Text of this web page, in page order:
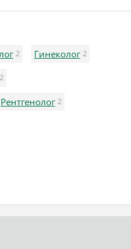
2 Гинеколог 2
2
Рентгенолог 2